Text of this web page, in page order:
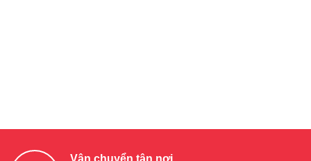
Vận chuyển tận nơi